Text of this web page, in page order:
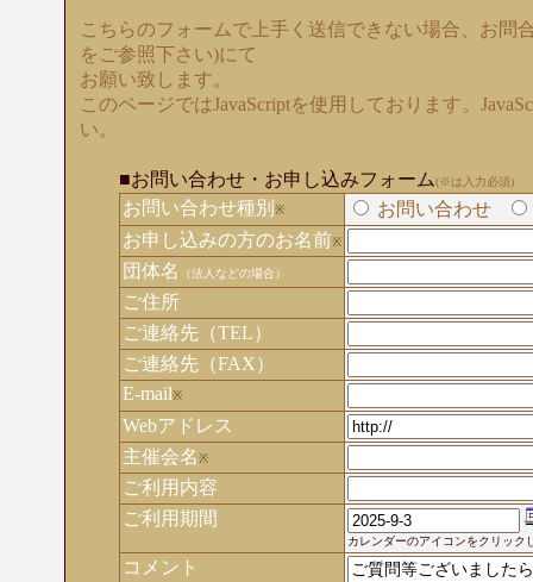
こちらのフォームで上手く送信できない場合、お問
をご参照下さい)にて
お願い致します。
このページではJavaScriptを使用しております。
い。
■お問い合わせ・お申し込みフォーム(※は入力必須)
お問い合わせ種別 ※ お問い合わせ
お申し込みの方のお名前※
団体名 （法人などの場合）
ご住所
ご連絡先（TEL）
ご連絡先（FAX）
E-mail※
Webアドレス
主催会名※
ご利用内容
ご利用期間
カレンダーのアイコンをクリック
コメント